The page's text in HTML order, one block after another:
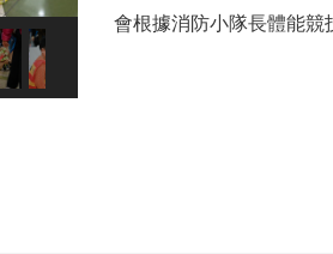
會根據消防小隊長體能